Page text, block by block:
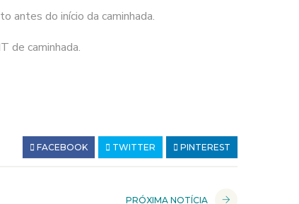
antes do início da caminhada.
de caminhada.
FACEBOOK TWITTER PINTEREST
PRÓXIMA NOTÍCIA